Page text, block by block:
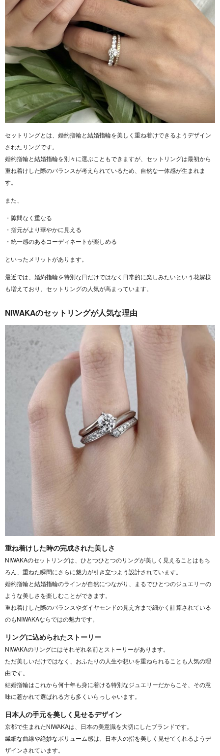
セットリングとは、婚約指輪と結婚指輪を美しく重ね着けできるようデザイン
されたリングです。
婚約指輪と結婚指輪を別々に選ぶこともできますが、セットリングは最初から
重ね着けした際のバランスが考えられているため、自然な一体感が生まれま
す。
また、
・隙間なく重なる
・指元がより華やかに見える
・統一感のあるコーディネートが楽しめる
といったメリットがあります。
最近では、婚約指輪を特別な日だけではなく日常的に楽しみたいという花嫁様
も増えており、セットリングの人気が高まっています。
NIWAKAのセットリングが人気な理由
重ね着けした時の完成された美しさ
NIWAKAのセットリングは、ひとつひとつのリングが美しく見えることはもち
ろん、重ねた瞬間にさらに魅力が引き立つよう設計されています。
婚約指輪と結婚指輪のラインが自然につながり、まるでひとつのジュエリーの
ような美しさを楽しむことができます。
重ね着けした際のバランスやダイヤモンドの見え方まで細かく計算されている
のもNIWAKAならではの魅力です。
リングに込められたストーリー
NIWAKAのリングにはそれぞれ名前とストーリーがあります。
ただ美しいだけではなく、おふたりの人生や想いを重ねられることも人気の理
由です。
結婚指輪はこれから何十年も身に着ける特別なジュエリーだからこそ、その意
味に惹かれて選ばれる方も多くいらっしゃいます。
日本人の手元を美しく見せるデザイン
京都で生まれたNIWAKAは、日本の美意識を大切にしたブランドです。
繊細な曲線や絶妙なボリューム感は、日本人の指を美しく見せてくれるようデ
ザインされています。